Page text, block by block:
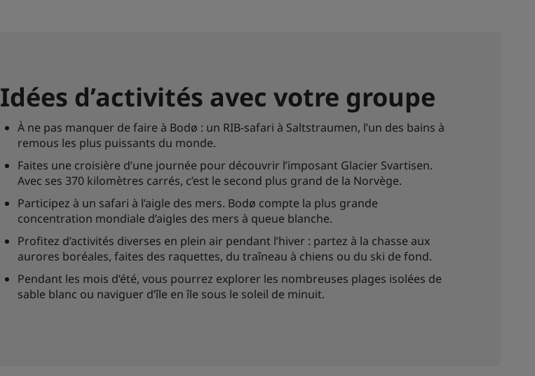
Idées d’activités avec votre groupe
À ne pas manquer de faire à Bodø : un RIB-safari à Saltstraumen, l’un des bains à
remous les plus puissants du monde.
Faites une croisière d’une journée pour découvrir l’imposant Glacier Svartisen.
Avec ses 370 kilomètres carrés, c’est le second plus grand de la Norvège.
Participez à un safari à l’aigle des mers. Bodø compte la plus grande
concentration mondiale d’aigles des mers à queue blanche.
Profitez d’activités diverses en plein air pendant l’hiver : partez à la chasse aux
aurores boréales, faites des raquettes, du traîneau à chiens ou du ski de fond.
Pendant les mois d’été, vous pourrez explorer les nombreuses plages isolées de
sable blanc ou naviguer d’île en île sous le soleil de minuit.